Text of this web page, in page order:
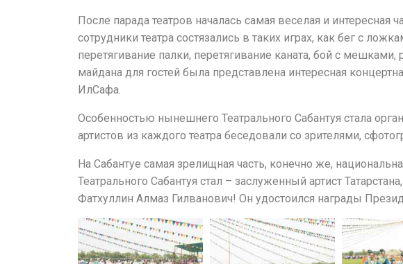
После парада театров началась самая веселая и интересная
сотрудники театра состязались в таких играх, как бег с
перетягивание палки, перетягивание каната, бой с
майдана для гостей была представлена интересная
ИлСафа.
Особенностью нынешнего Театрального Сабантуя стала
артистов из каждого театра беседовали со зрителями,
На Сабантуе самая зрелищная часть, конечно же,
Театрального Сабантуя стал – заслуженный артист
Фатхуллин Алмаз Гилванович! Он удостоился награды